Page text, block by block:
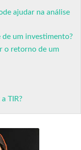
ajudar na análise
de um investimento?
o retorno de um
TIR?